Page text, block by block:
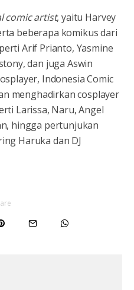
comic artist, yaitu Harvey
beberapa komikus dari
Arif Prianto, Yasmine
dan juga Aswin
Indonesia Comic
menghadirkan cosplayer
Larissa, Naru, Angel
hingga pertunjukan
Haruka dan DJ